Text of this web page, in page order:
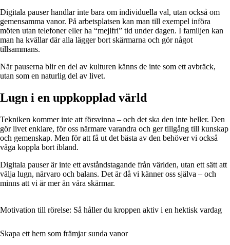
Digitala pauser handlar inte bara om individuella val, utan också om
gemensamma vanor. På arbetsplatsen kan man till exempel införa
möten utan telefoner eller ha “mejlfri” tid under dagen. I familjen kan
man ha kvällar där alla lägger bort skärmarna och gör något
tillsammans.
När pauserna blir en del av kulturen känns de inte som ett avbräck,
utan som en naturlig del av livet.
Lugn i en uppkopplad värld
Tekniken kommer inte att försvinna – och det ska den inte heller. Den
gör livet enklare, för oss närmare varandra och ger tillgång till kunskap
och gemenskap. Men för att få ut det bästa av den behöver vi också
våga koppla bort ibland.
Digitala pauser är inte ett avståndstagande från världen, utan ett sätt att
välja lugn, närvaro och balans. Det är då vi känner oss själva – och
minns att vi är mer än våra skärmar.
Motivation till rörelse: Så håller du kroppen aktiv i en hektisk vardag
Skapa ett hem som främjar sunda vanor